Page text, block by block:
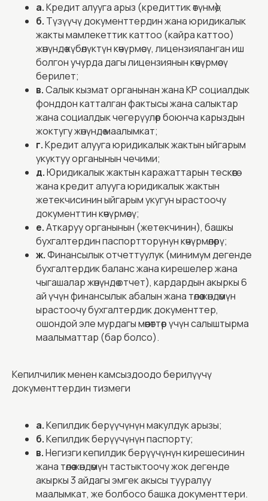
а.Кредит алууга арыз (кредиттик өтүнмө);
б. Түзүүчү документтердин жана юридикалык
жакты мамлекеттик каттоо (кайра каттоо)
жөнүндө күбөлүктүн көчүрмөсү, лицензияланган иш
болгон учурда дагы лицензиянын көчүрмөсү
берилет;
в.Салык кызмат органынан жана КР социалдык
фонддон катталган фактысы жана салыктар
жана социалдык чегерүулөр боюнча карыздын
жоктугу жөнүндө маалымкат;
г.Кредит алууга юридикалык жактын ыйгарым
укуктуу органынын чечими;
д.Юридикалык жактын каражаттарын тескөөгө
жана кредит алууга юридикалык жактын
жетекчисинин ыйгарым укугун ырастоочу
документтин көчүрмөсү;
е.Аткаруу органынын (жетекчинин), башкы
бухгалтердин паспортторунун көчүрмөлөрү;
ж.Финансылык отчеттуулук (минимум дегенде
бухгалтердик баланс жана кирешелер жана
чыгашалар жөнүндө отчет), кардардын акыркы 6
ай үчүн финансылык абалын жана төлөө жөндөмүн
ырастоочу бухгалтердик документтер,
ошондой эле мурдагы мөөнөттөр үчүн салыштырма
маалыматтар (бар болсо).
Кепилчилик менен камсыздоодо берилүүчү
документтердин тизмеги
а.Кепилдик берүүчүнүн макулдук арызы;
б.Кепилдик берүүчүнүн паспорту;
в.Негизги кепилдик берүүчүнүн кирешесинин
жана төлөө жөндөмүн тастыктоочу жок дегенде
акыркы 3 айдагы эмгек акысы тууралуу
маалымкат, же болбосо башка документтери.